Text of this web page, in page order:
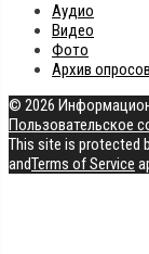
Аудио
Видео
Фото
Архив опросов
© 2026
Пользовательское
This site is protected
andTerms of Service